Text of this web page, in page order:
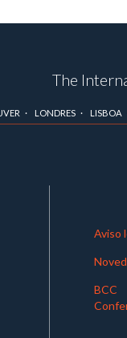
The
LONDRES LISBOA
Aviso
BCC